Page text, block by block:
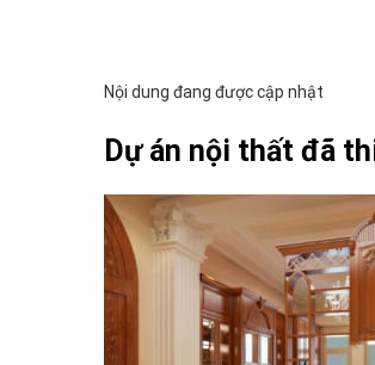
Nội dung đang được cập nhật
Dự án nội thất đã